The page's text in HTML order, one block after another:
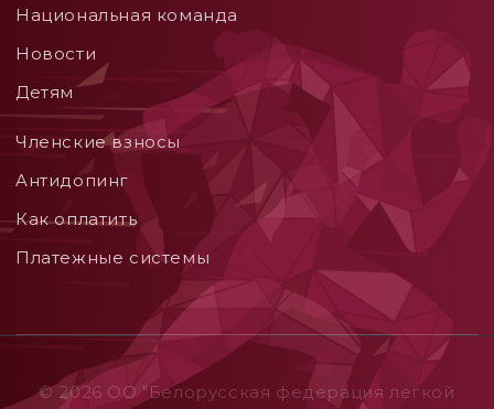
Национальная команда
Новости
Детям
Членские взносы
Aнтидопинг
Как оплатить
Платежные системы
© 2026 ОO "Белорусская федерация легкой